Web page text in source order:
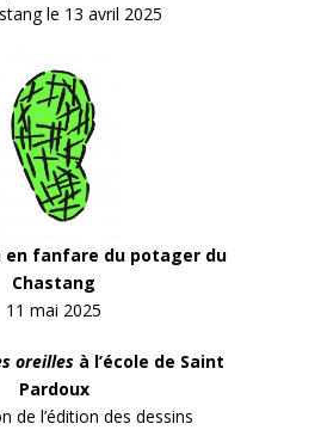
le 13 avril 2025
en fanfare du potager du
Chastang
11 mai 2025
oreilles à l’école de Saint
Pardoux
de l’édition des dessins